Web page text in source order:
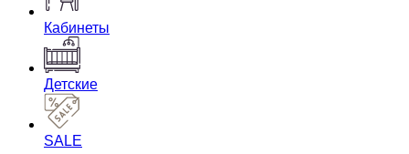
Кабинеты
Детские
SALE